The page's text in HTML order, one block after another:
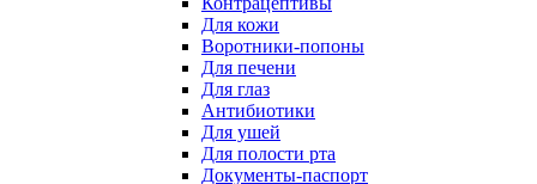
Для кожи
Воротники-попоны
Для печени
Для глаз
Антибиотики
Для ушей
Для полости рта
Документы-паспорт